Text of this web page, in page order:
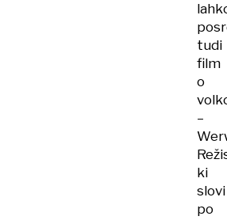
tudi
film
o
–
ki
slovi
po